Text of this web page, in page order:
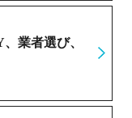
業者選び、